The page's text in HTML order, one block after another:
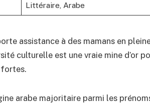
Littéraire, Arabe
assistance à des mamans en
culturelle est une vraie mine d’or
fortes.
arabe majoritaire parmi les